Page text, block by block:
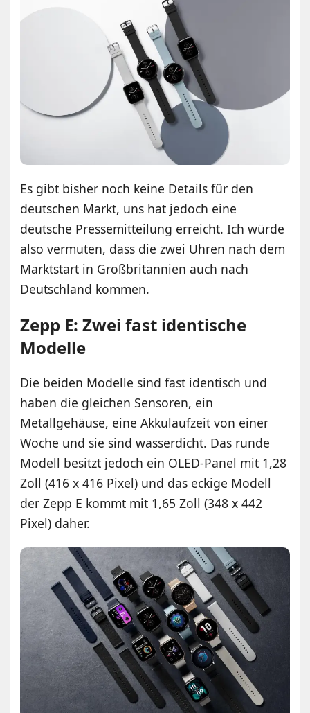
Es gibt bisher noch keine Details für den
deutschen Markt, uns hat jedoch eine
deutsche Pressemitteilung erreicht. Ich würde
also vermuten, dass die zwei Uhren nach dem
Marktstart in Großbritannien auch nach
Deutschland kommen.
Zepp E: Zwei fast identische
Modelle
Die beiden Modelle sind fast identisch und
haben die gleichen Sensoren, ein
Metallgehäuse, eine Akkulaufzeit von einer
Woche und sie sind wasserdicht. Das runde
Modell besitzt jedoch ein OLED-Panel mit 1,28
Zoll (416 x 416 Pixel) und das eckige Modell
der Zepp E kommt mit 1,65 Zoll (348 x 442
Pixel) daher.